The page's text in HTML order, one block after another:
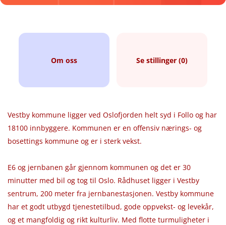
Om oss Se stillinger (0)
Vestby kommune ligger ved Oslofjorden helt syd i Follo og har
18100 innbyggere. Kommunen er en offensiv nærings- og
bosettings kommune og er i sterk vekst.
E6 og jernbanen går gjennom kommunen og det er 30
minutter med bil og tog til Oslo. Rådhuset ligger i Vestby
sentrum, 200 meter fra jernbanestasjonen. Vestby kommune
har et godt utbygd tjenestetilbud, gode oppvekst- og levekår,
og et mangfoldig og rikt kulturliv. Med flotte turmuligheter i